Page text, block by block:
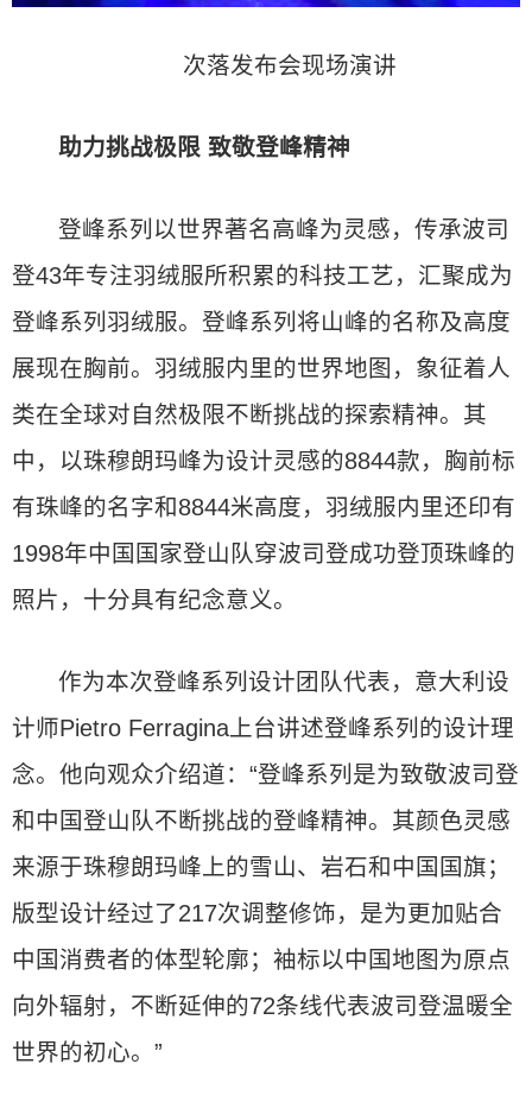
次落发布会现场演讲
助力挑战极限 致敬登峰精神
登峰系列以世界著名高峰为灵感，传承波司
登43年专注羽绒服所积累的科技工艺，汇聚成为
登峰系列羽绒服。登峰系列将山峰的名称及高度
展现在胸前。羽绒服内里的世界地图，象征着人
类在全球对自然极限不断挑战的探索精神。其
中，以珠穆朗玛峰为设计灵感的8844款，胸前标
有珠峰的名字和8844米高度，羽绒服内里还印有
1998年中国国家登山队穿波司登成功登顶珠峰的
照片，十分具有纪念意义。
作为本次登峰系列设计团队代表，意大利设
计师Pietro Ferragina上台讲述登峰系列的设计理
念。他向观众介绍道：“登峰系列是为致敬波司登
和中国登山队不断挑战的登峰精神。其颜色灵感
来源于珠穆朗玛峰上的雪山、岩石和中国国旗；
版型设计经过了217次调整修饰，是为更加贴合
中国消费者的体型轮廓；袖标以中国地图为原点
向外辐射，不断延伸的72条线代表波司登温暖全
世界的初心。”